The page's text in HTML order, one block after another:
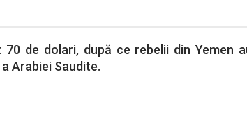
de dolari, după ce rebelii din Yemen
Arabiei Saudite.